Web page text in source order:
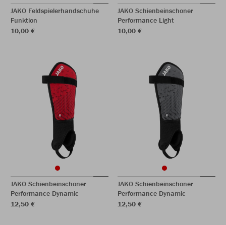
JAKO Feldspielerhandschuhe
Funktion
10,00 €
JAKO Schienbeinschoner
Performance Light
10,00 €
JAKO Schienbeinschoner
Performance Dynamic
12,50 €
JAKO Schienbeinschoner
Performance Dynamic
12,50 €